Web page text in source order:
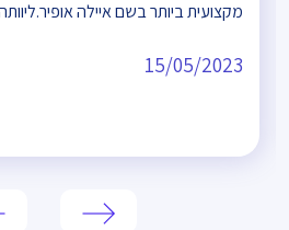
מקצועית ביותר בשם איילה אופיר.ליוותה...
15/05/2023